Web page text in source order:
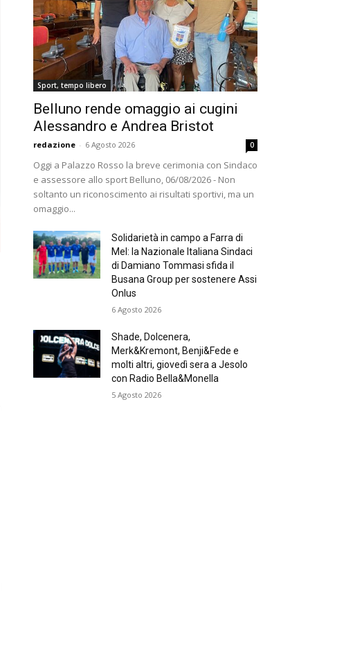
Sport, tempo libero
Belluno rende omaggio ai cugini
Alessandro e Andrea Bristot
redazione - 6 Agosto 2026 0
Oggi a Palazzo Rosso la breve cerimonia con Sindaco
e assessore allo sport Belluno, 06/08/2026 - Non
soltanto un riconoscimento ai risultati sportivi, ma un
omaggio...
Solidarietà in campo a Farra di
Mel: la Nazionale Italiana Sindaci
di Damiano Tommasi sfida il
Busana Group per sostenere Assi
Onlus
6 Agosto 2026
Shade, Dolcenera,
Merk&Kremont, Benji&Fede e
molti altri, giovedì sera a Jesolo
con Radio Bella&Monella
5 Agosto 2026